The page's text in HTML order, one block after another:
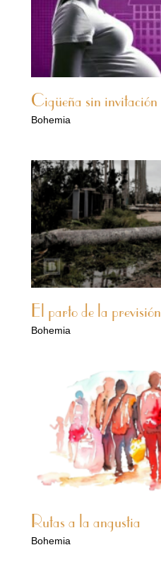
Cigüeña sin invitación
Bohemia
El parto de la previsión
Bohemia
Rutas a la angustia
Bohemia